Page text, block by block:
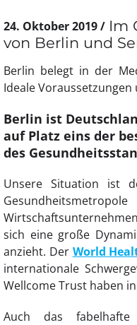
24. Oktober 2019
Im
von Berlin und
Berlin belegt in der
Ideale
Berlin ist
auf Platz eins der
des
Unsere Situation ist
sich eine große
anzieht. Der World
internationale
Wellcome Trust haben
Auch das